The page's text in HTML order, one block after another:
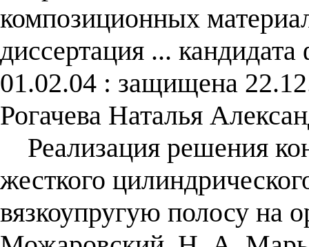
композиционных
диссертация ...
01.02.04 : защищена
Рогачева Наталья
Реализация решения
жесткого
вязкоупругую полосу на